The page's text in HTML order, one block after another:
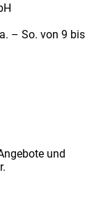
– So. von 9 bis
und